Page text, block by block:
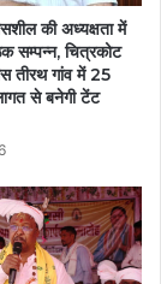
की अध्यक्षता में
सम्पन्न, चित्रकोट
तीरथ गांव में 25
से बनेगी टेंट